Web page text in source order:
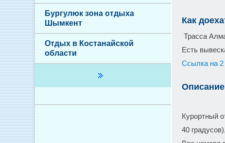
Как
Трасса
Есть
Ссылка на 2
Описание
Курортный
40
Бургулюк зона отдыха
Шымкент
Отдых в Костанайской
области